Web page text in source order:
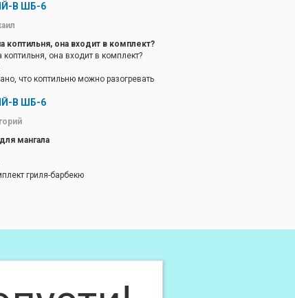
В ШБ-6
коптильня, она входит в комплект?
коптильня, она входит в комплект?
что коптильню можно разогревать
В ШБ-6
мангала
гриля-барбекю